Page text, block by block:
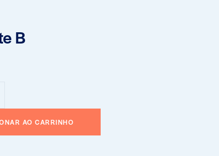
B
AO CARRINHO